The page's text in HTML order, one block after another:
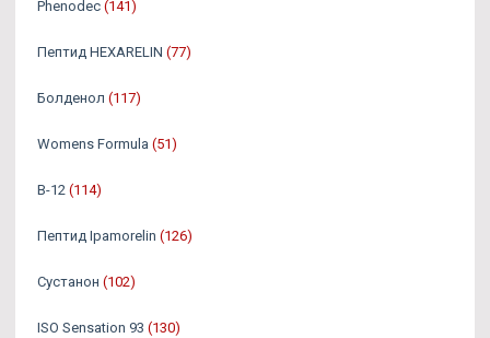
Phenodec (141)
Пептид HEXARELIN (77)
Болденол (117)
Womens Formula (51)
B-12 (114)
Пептид Ipamorelin (126)
Сустанон (102)
ISO Sensation 93 (130)